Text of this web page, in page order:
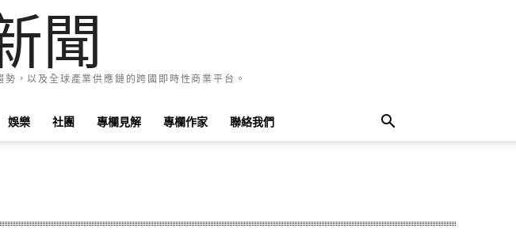
聞
，以及全球產業供應鏈的跨國即時性商業平台。
娛樂 社團 專欄見解 專欄作家 聯絡我們